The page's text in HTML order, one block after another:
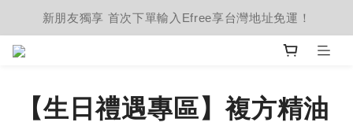
新朋友獨享 首次下單輸入Efree享台灣地址免運！
【生日禮遇專區】複方精油